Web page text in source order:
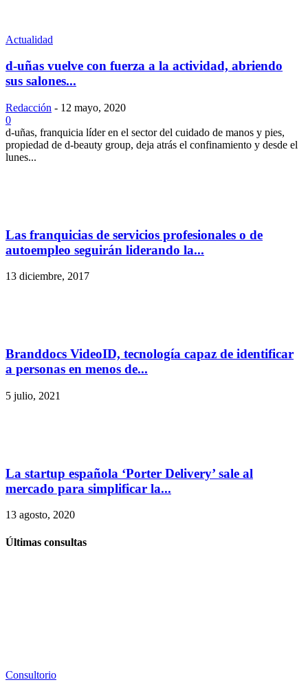
Actualidad
d-uñas vuelve con fuerza a la actividad, abriendo
sus salones...
Redacción - 12 mayo, 2020
0
d-uñas, franquicia líder en el sector del cuidado de manos y pies,
propiedad de d-beauty group, deja atrás el confinamiento y desde el
lunes...
Las franquicias de servicios profesionales o de
autoempleo seguirán liderando la...
13 diciembre, 2017
Branddocs VideoID, tecnología capaz de identificar
a personas en menos de...
5 julio, 2021
La startup española ‘Porter Delivery’ sale al
mercado para simplificar la...
13 agosto, 2020
Últimas consultas
Consultorio